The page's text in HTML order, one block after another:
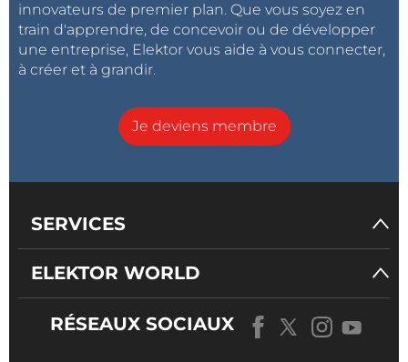
innovateurs de premier plan. Que vous soyez en
train d'apprendre, de concevoir ou de développer
une entreprise, Elektor vous aide à vous connecter,
à créer et à grandir.
Je deviens membre
SERVICES
ELEKTOR WORLD
RÉSEAUX SOCIAUX